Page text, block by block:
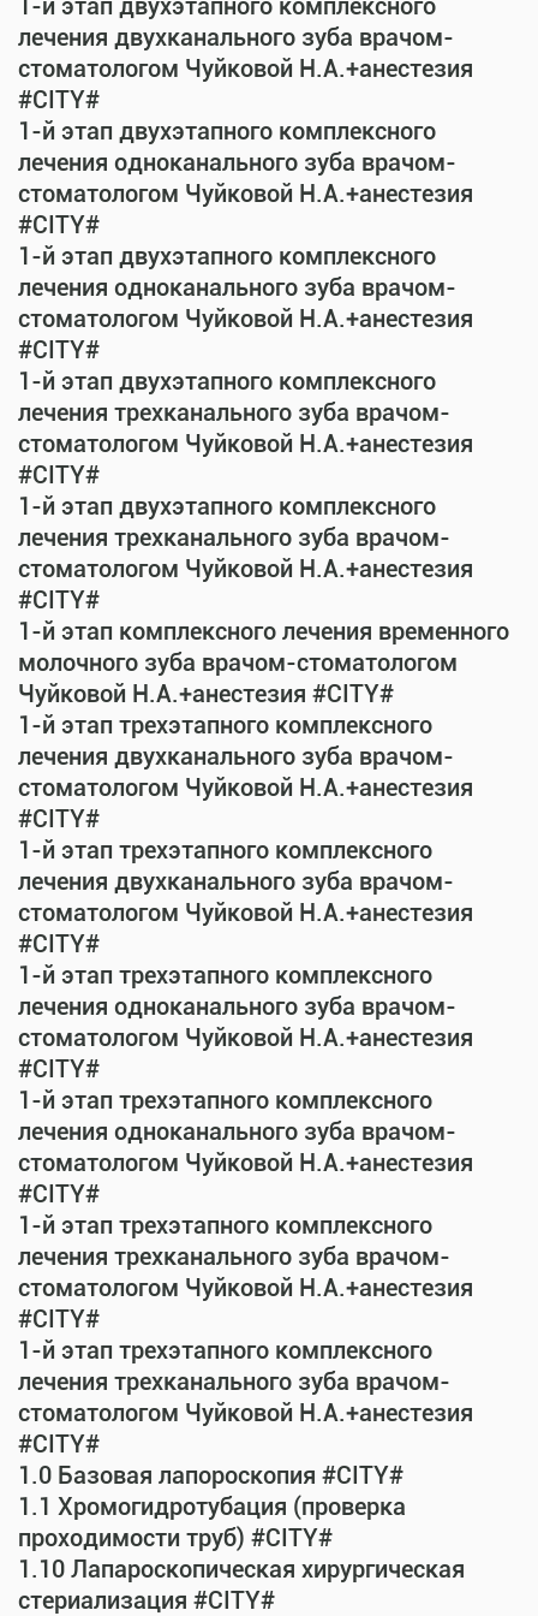
1-й этап двухэтапного комплексного
лечения двухканального зуба врачом-
стоматологом Чуйковой Н.А.+анестезия
#CITY#
1-й этап двухэтапного комплексного
лечения одноканального зуба врачом-
стоматологом Чуйковой Н.А.+анестезия
#CITY#
1-й этап двухэтапного комплексного
лечения одноканального зуба врачом-
стоматологом Чуйковой Н.А.+анестезия
#CITY#
1-й этап двухэтапного комплексного
лечения трехканального зуба врачом-
стоматологом Чуйковой Н.А.+анестезия
#CITY#
1-й этап двухэтапного комплексного
лечения трехканального зуба врачом-
стоматологом Чуйковой Н.А.+анестезия
#CITY#
1-й этап комплексного лечения временного
молочного зуба врачом-стоматологом
Чуйковой Н.А.+анестезия #CITY#
1-й этап трехэтапного комплексного
лечения двухканального зуба врачом-
стоматологом Чуйковой Н.А.+анестезия
#CITY#
1-й этап трехэтапного комплексного
лечения двухканального зуба врачом-
стоматологом Чуйковой Н.А.+анестезия
#CITY#
1-й этап трехэтапного комплексного
лечения одноканального зуба врачом-
стоматологом Чуйковой Н.А.+анестезия
#CITY#
1-й этап трехэтапного комплексного
лечения одноканального зуба врачом-
стоматологом Чуйковой Н.А.+анестезия
#CITY#
1-й этап трехэтапного комплексного
лечения трехканального зуба врачом-
стоматологом Чуйковой Н.А.+анестезия
#CITY#
1-й этап трехэтапного комплексного
лечения трехканального зуба врачом-
стоматологом Чуйковой Н.А.+анестезия
#CITY#
1.0 Базовая лапороскопия #CITY#
1.1 Хромогидротубация (проверка
проходимости труб) #CITY#
1.10 Лапароскопическая хирургическая
стериализация #CITY#